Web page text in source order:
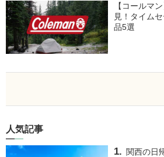
【コールマ
見！タイム
品5選
人気記事
関西の日